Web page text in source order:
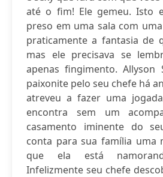
até o fim! Ele gemeu. Isto
preso em uma sala com
praticamente a fantasia de
mas ele precisava se
apenas fingimento. Allyson
paixonite pelo seu chefe há
atreveu a fazer uma
encontra sem um
casamento iminente do
conta para sua família uma
que ela está
Infelizmente seu chefe